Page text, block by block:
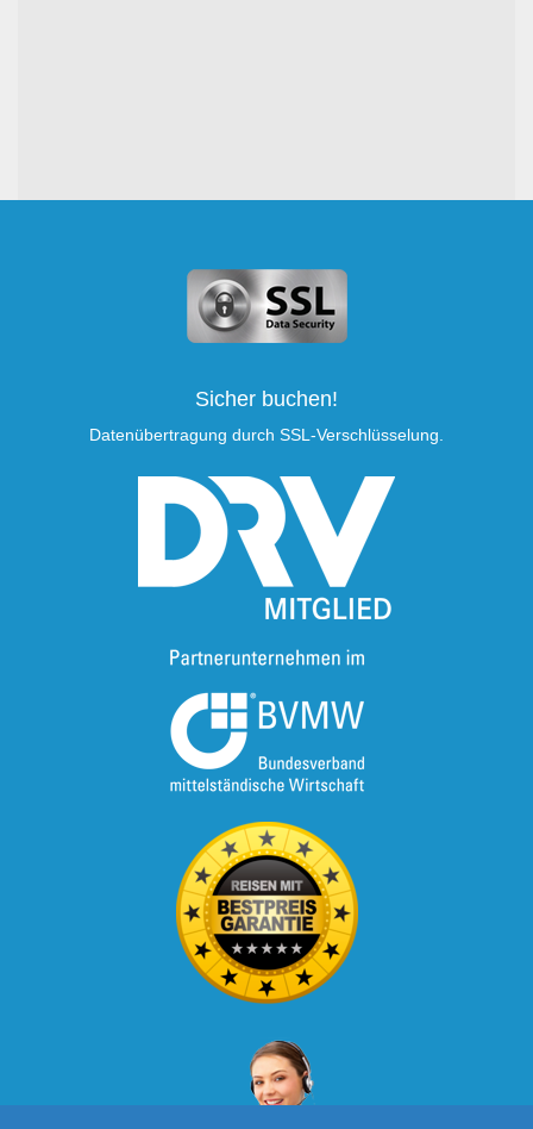
Sicher buchen!
Datenübertragung durch SSL-Verschlüsselung.